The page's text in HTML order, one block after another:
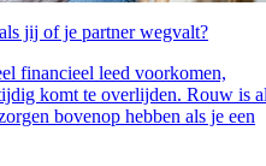
jij of je partner wegvalt?
financieel leed voorkomen,
komt te overlijden. Rouw is
bovenop hebben als je een